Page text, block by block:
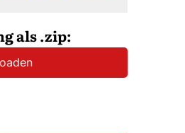
als .zip: